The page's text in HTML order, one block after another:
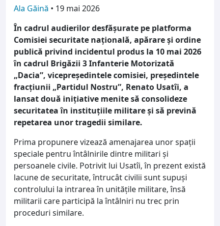
Ala Găină • 19 mai 2026
În cadrul audierilor desfășurate pe platforma
Comisiei securitate națională, apărare și ordine
publică privind incidentul produs la 10 mai 2026
în cadrul Brigăzii 3 Infanterie Motorizată
„Dacia”, vicepreședintele comisiei, președintele
fracțiunii „Partidul Nostru”, Renato Usatîi, a
lansat două inițiative menite să consolideze
securitatea în instituțiile militare și să prevină
repetarea unor tragedii similare.
Prima propunere vizează amenajarea unor spații
speciale pentru întâlnirile dintre militari și
persoanele civile. Potrivit lui Usatîi, în prezent există
lacune de securitate, întrucât civilii sunt supuși
controlului la intrarea în unitățile militare, însă
militarii care participă la întâlniri nu trec prin
proceduri similare.